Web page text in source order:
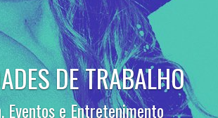
da sua paixão.
os maiores experts do mercado.